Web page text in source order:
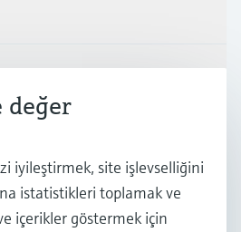
iyileştirmek, site işlevselliğini
istatistikleri toplamak ve
içerikler göstermek için